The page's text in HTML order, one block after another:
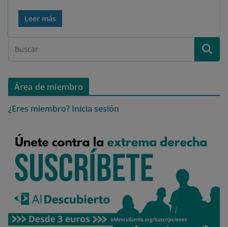
Leer más
Área de miembro
¿Eres miembro? Inicia sesión